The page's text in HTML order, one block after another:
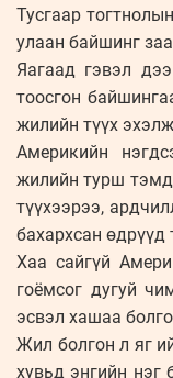
Тусгаар
улаан байшинг
Яагаад гэвэл
тоосгон
жилийн түүх
Америкийн
жилийн турш
түүхээрээ,
бахархсан өдрүүд
Хаа сайгүй
гоёмсог дугуй
эсвэл хашаа
Жил болгон л яг
хувьд энгийн нэг